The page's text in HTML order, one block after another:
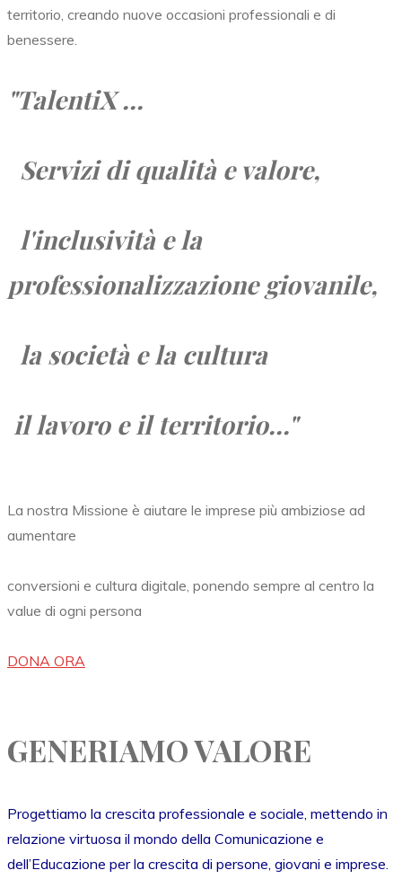
territorio, creando nuove occasioni professionali e di
benessere.
"TalentiX ...
Servizi di qualità e valore,
l'inclusività e la
professionalizzazione giovanile,
la società ela cultura
il lavoro eil territorio..."
La nostra Missione è aiutare le imprese più ambiziose ad
aumentare
conversioni e cultura digitale, ponendo sempre al centro la
value di ogni persona
DONA ORA
GENERIAMO VALORE
Progettiamo la crescita professionale e sociale, mettendo in
relazione virtuosa il mondo della Comunicazione e
dell’Educazione per la crescita di persone, giovani e imprese.